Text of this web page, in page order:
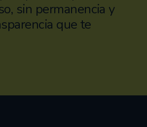
sin permanencia y
que te